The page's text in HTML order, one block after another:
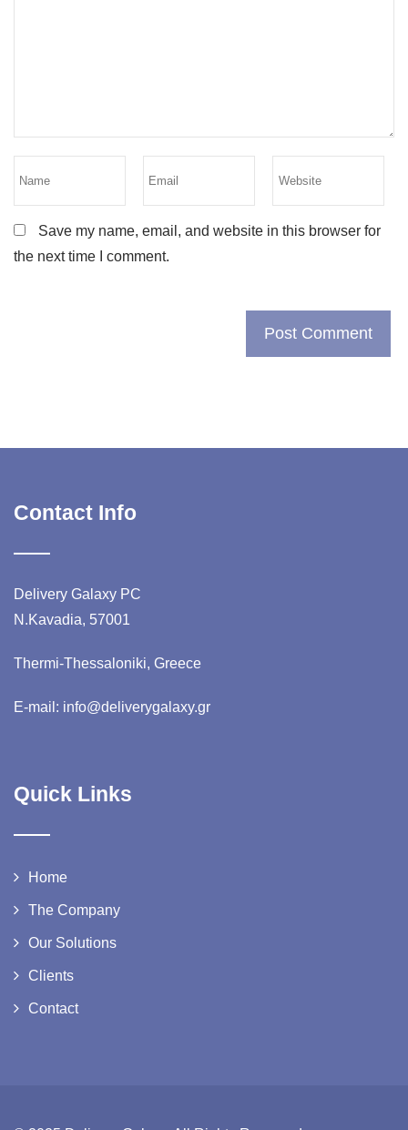
Save my name, email, and website in this browser for
the next time I comment.
Contact Info
Delivery Galaxy PC
N.Kavadia, 57001
Thermi-Thessaloniki, Greece
E-mail: info@deliverygalaxy.gr
Quick Links
Home
The Company
Our Solutions
Clients
Contact